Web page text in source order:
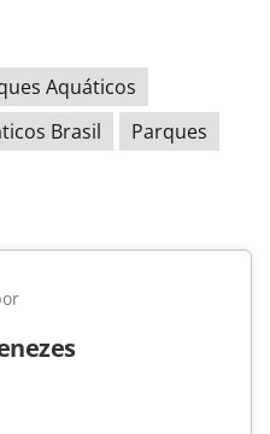
Aquáticos
Brasil
Parques